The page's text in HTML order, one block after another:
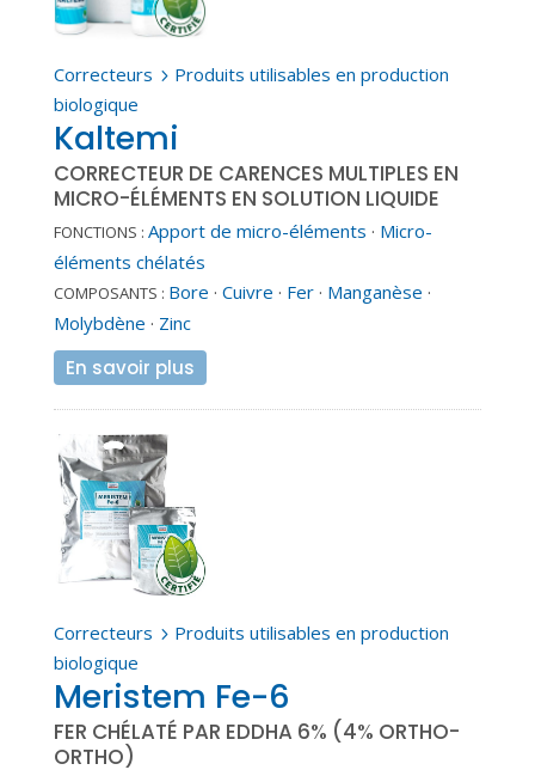
Correcteurs 5 Produits utilisables en production
biologique
Kaltemi
CORRECTEUR DE CARENCES MULTIPLES EN
MICRO-ÉLÉMENTS EN SOLUTION LIQUIDE
FONCTIONS : Apport de micro-éléments · Micro-
éléments chélatés
COMPOSANTS : Bore · Cuivre · Fer· Manganèse ·
Molybdène · Zinc
En savoir plus
Correcteurs 5 Produits utilisables en production
biologique
Meristem Fe-6
FER CHÉLATÉ PAR EDDHA 6% (4% ORTHO-
ORTHO)